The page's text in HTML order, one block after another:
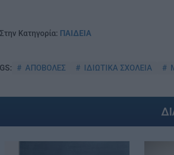
Στην Κατηγορία: ΠΑΙΔΕΙΑ
ΑΠΟΒΟΛΕΣ ΙΔΙΩΤΙΚΑ ΣΧΟΛΕΙΑ